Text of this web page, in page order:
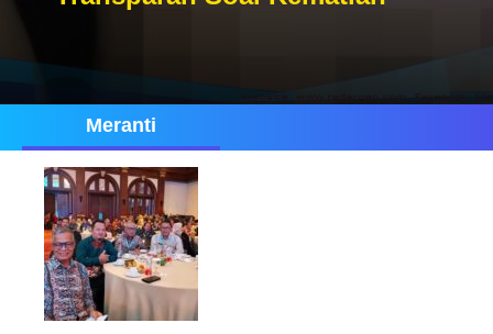
Meranti